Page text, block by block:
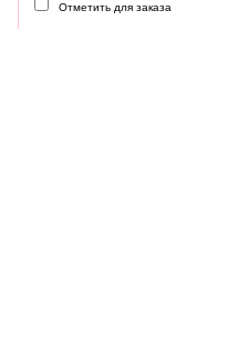
Отметить для заказа